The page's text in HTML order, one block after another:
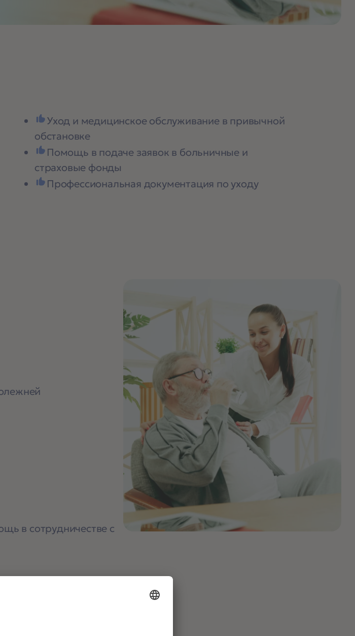
Уход и медицинское обслуживание в привычной
обстановке
Помощь в подаче заявок в больничные и
страховые фонды
Профессиональная документация по уходу
в сотрудничестве с